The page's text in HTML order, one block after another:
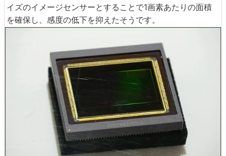
イズのイメージセンサーとすることで1画素あたりの面積
を確保し、感度の低下を抑えたそうです。